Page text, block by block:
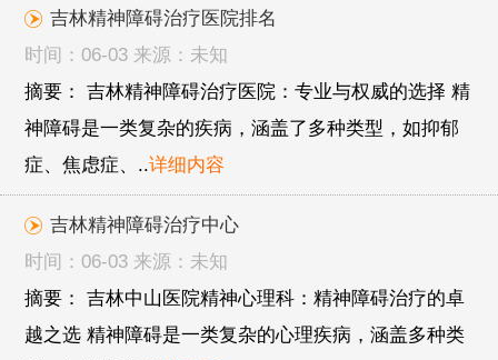
吉林精神障碍治疗医院排名
时间：06-03 来源：未知
摘要： 吉林精神障碍治疗医院：专业与权威的选择 精
神障碍是一类复杂的疾病，涵盖了多种类型，如抑郁
症、焦虑症、..详细内容
吉林精神障碍治疗中心
时间：06-03 来源：未知
摘要： 吉林中山医院精神心理科：精神障碍治疗的卓
越之选 精神障碍是一类复杂的心理疾病，涵盖多种类